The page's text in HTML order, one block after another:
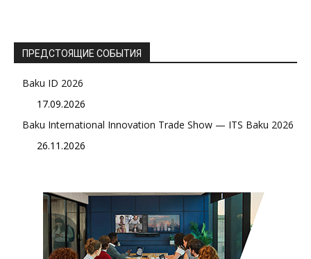
ПРЕДСТОЯЩИЕ СОБЫТИЯ
Baku ID 2026
17.09.2026
Baku International Innovation Trade Show — ITS Baku 2026
26.11.2026